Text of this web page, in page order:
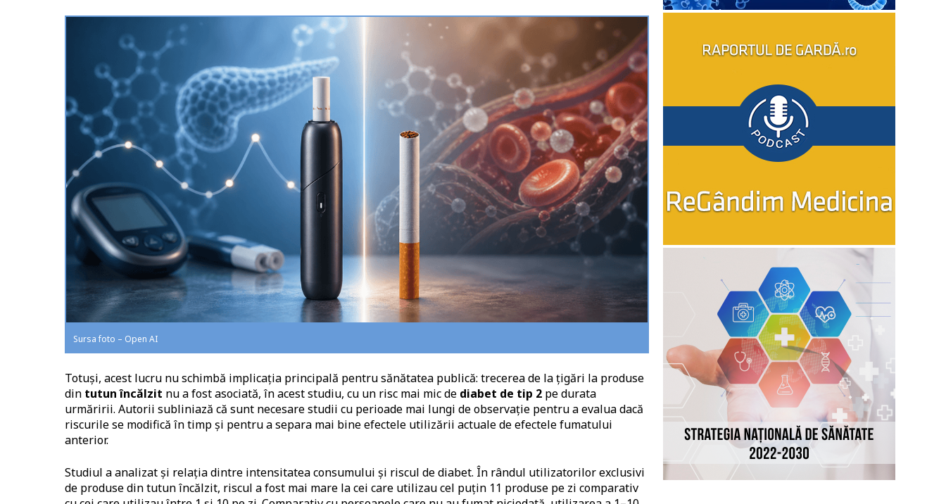
Sursa foto – Open AI
Totuși, acest lucru nu schimbă implicația principală pentru sănătatea publică: trecerea de la țigări la produse
din tutun încălzit nu a fost asociată, în acest studiu, cu un risc mai mic de diabet de tip 2 pe durata
urmăririi. Autorii subliniază că sunt necesare studii cu perioade mai lungi de observație pentru a evalua dacă
riscurile se modifică în timp și pentru a separa mai bine efectele utilizării actuale de efectele fumatului
anterior.
Studiul a analizat și relația dintre intensitatea consumului și riscul de diabet. În rândul utilizatorilor exclusivi
de produse din tutun încălzit, riscul a fost mai mare la cei care utilizau cel puțin 11 produse pe zi comparativ